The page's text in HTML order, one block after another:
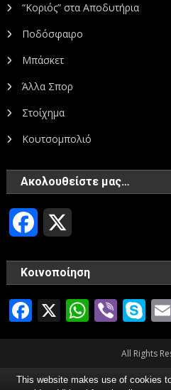
“Κοριός” στα Αποδυτήρια
Ποδόσφαιρο
Μπάσκετ
Άλλα Σπορ
Στοίχημα
Κουτσομπολιό
Ακολουθείστε μας…
Facebook
Κοινοποίηση
Facebook
X
All Rights
This website makes use of cookies